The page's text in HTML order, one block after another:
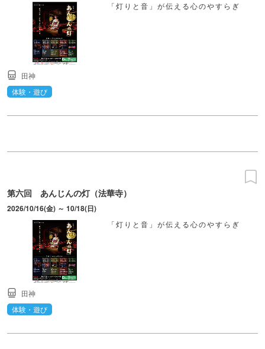
「灯りと音」が伝える心のやすらぎ
田神
体験・遊び
第六回 あんじんの灯（法華寺）
2026/10/16(金) ～ 10/18(日)
「灯りと音」が伝える心のやすらぎ
田神
体験・遊び